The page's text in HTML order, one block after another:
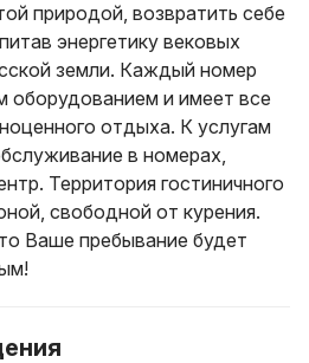
природой, возвратить себе
энергетику вековых
земли. Каждый номер
и имеет все
отдыха. К услугам
в номерах,
Территория гостиничного
свободной от курения.
Ваше пребывание будет